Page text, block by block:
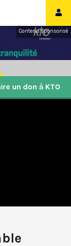
Contenu sponsorisé
un don à KTO